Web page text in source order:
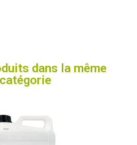
dans la même
catégorie